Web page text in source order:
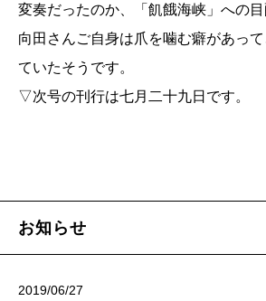
保阪正康／昭和史の陰影 第7回
瀧井朝世／サイン、コサイン、
12回
はらだみずき／やがて訪れる春
編輯後記 新潮社の新刊案内 編
変奏だったのか、「飢餓海峡」への
向田さんご自身は爪を噛む癖があっ
ていたそうです。
▽次号の刊行は七月二十九日です。
お知らせ
2019/06/27